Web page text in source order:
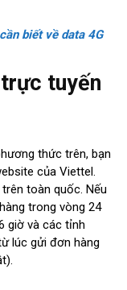
biết về data 4G
tuyến
thức trên, bạn
của Viettel.
toàn quốc. Nếu
trong vòng 24
giờ và các tỉnh
lúc gửi đơn hàng